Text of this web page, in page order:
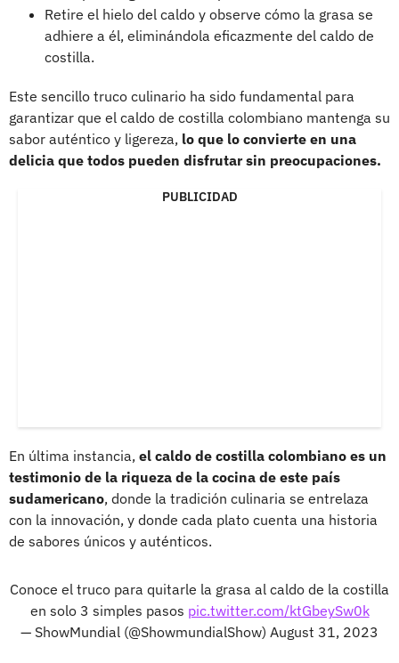
Retire el hielo del caldo y observe cómo la grasa se
adhiere a él, eliminándola eficazmente del caldo de
costilla.
Este sencillo truco culinario ha sido fundamental para
garantizar que el caldo de costilla colombiano mantenga su
sabor auténtico y ligereza, lo que lo convierte en una
delicia que todos pueden disfrutar sin preocupaciones.
PUBLICIDAD
En última instancia, el caldo de costilla colombiano es un
testimonio de la riqueza de la cocina de este país
sudamericano, donde la tradición culinaria se entrelaza
con la innovación, y donde cada plato cuenta una historia
de sabores únicos y auténticos.
Conoce el truco para quitarle la grasa al caldo de la costilla
en solo 3 simples pasos pic.twitter.com/ktGbeySw0k
— ShowMundial (@ShowmundialShow) August 31, 2023